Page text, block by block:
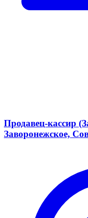
Продавец-кассир
Заворонежское,